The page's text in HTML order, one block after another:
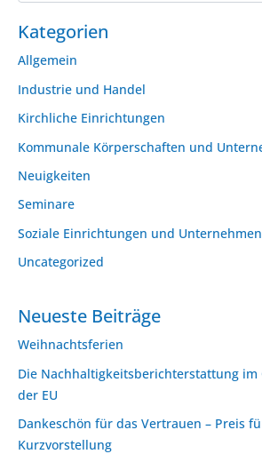
Kategorien
Allgemein
Industrie und Handel
Kirchliche Einrichtungen
Kommunale Körperschaften und
Neuigkeiten
Seminare
Soziale Einrichtungen und Unternehmen
Uncategorized
Neueste Beiträge
Weihnachtsferien
Die Nachhaltigkeitsberichterstattung im
der EU
Dankeschön für das Vertrauen – Preis
Kurzvorstellung